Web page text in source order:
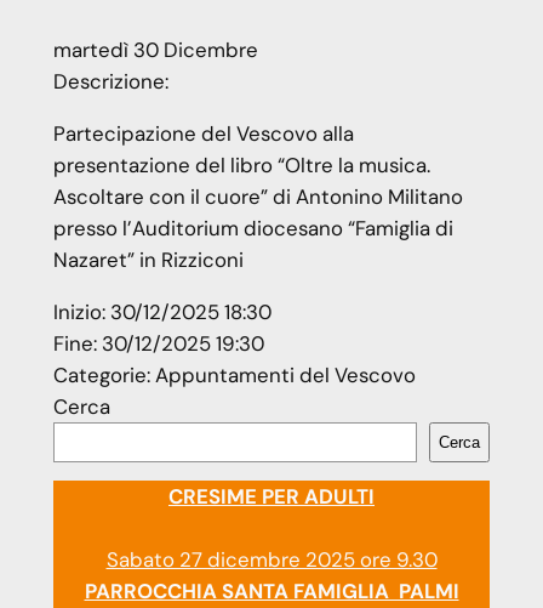
martedì 30 Dicembre
Descrizione:
Partecipazione del Vescovo alla
presentazione del libro “Oltre la musica.
Ascoltare con il cuore” di Antonino Militano
presso l’Auditorium diocesano “Famiglia di
Nazaret” in Rizziconi
Inizio: 30/12/2025 18:30
Fine: 30/12/2025 19:30
Categorie:Appuntamenti del Vescovo
Cerca
Cerca
CRESIME PER ADULTI
Sabato 27 dicembre 2025 ore 9.30
PARROCCHIA SANTA FAMIGLIA PALMI